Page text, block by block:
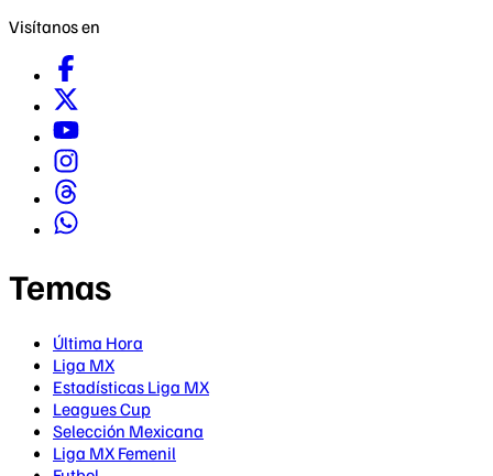
Visítanos en
Temas
Última Hora
Liga MX
Estadísticas Liga MX
Leagues Cup
Selección Mexicana
Liga MX Femenil